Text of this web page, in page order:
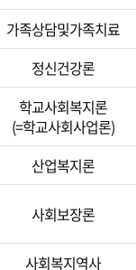
가족상담및가족치료
정신건강론
학교사회복지론
(=학교사회사업론)
산업복지론
사회보장론
사회복지역사